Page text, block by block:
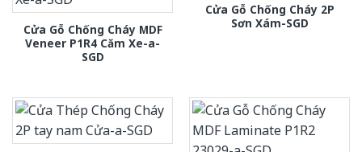
Cửa Gỗ Chống Cháy MDF
Veneer P1R4 Căm Xe-a-
SGD
Cửa Gỗ Chống Cháy 2P
Sơn Xám-SGD